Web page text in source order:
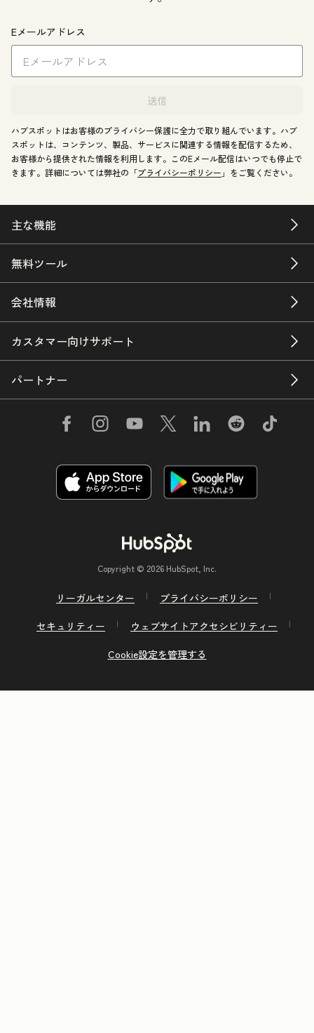
Eメールアドレス
送信
ハブスポットはお客様のプライバシー保護に全力で取り組んでいます。ハブ
スポットは、コンテンツ、製品、サービスに関連する情報を配信するため、
お客様から提供された情報を利用します。このEメール配信はいつでも停止で
きます。詳細については弊社の「プライバシーポリシー 」をご覧ください。
主な機能
無料ツール
会社情報
カスタマー向けサポート
パートナー
Copyright © 2026 HubSpot, Inc.
リーガルセンター
プライバシーポリシー
セキュリティー
ウェブサイトアクセシビリティー
Cookie設定を管理する